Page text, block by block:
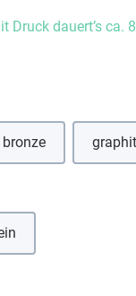
Druck dauert’s ca.
ist zurzeit nicht
bronze graphit